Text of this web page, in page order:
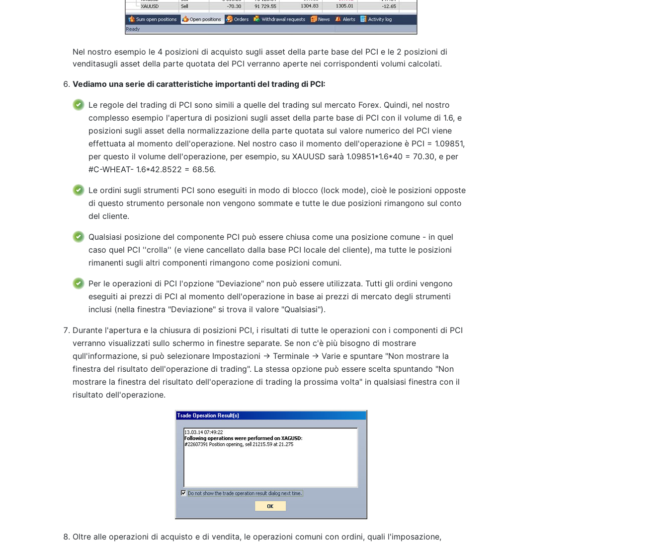
Nel nostro esempio le 4 posizioni di acquisto sugli asset della parte base del PCI e le 2 posizioni di
venditasugli asset della parte quotata del PCI verranno aperte nei corrispondenti volumi calcolati.
Vediamo una serie di caratteristiche importanti del trading di PCI:
Le regole del trading di PCI sono simili a quelle del trading sul mercato Forex. Quindi, nel nostro
complesso esempio l'apertura di posizioni sugli asset della parte base di PCI con il volume di 1.6, e
posizioni sugli asset della normalizzazione della parte quotata sul valore numerico del PCI viene
effettuata al momento dell'operazione. Nel nostro caso il momento dell'operazione è PCI = 1.09851,
per questo il volume dell'operazione, per esempio, su XAUUSD sarà 1.09851*1.6*40 = 70.30, e per
#C-WHEAT- 1.6*42.8522 = 68.56.
Le ordini sugli strumenti PCI sono eseguiti in modo di blocco (lock mode), cioè le posizioni opposte
di questo strumento personale non vengono sommate e tutte le due posizioni rimangono sul conto
del cliente.
Qualsiasi posizione del componente PCI può essere chiusa come una posizione comune - in quel
caso quel PCI ''crolla'' (e viene cancellato dalla base PCI locale del cliente), ma tutte le posizioni
rimanenti sugli altri componenti rimangono come posizioni comuni.
Per le operazioni di PCI l'opzione "Deviazione" non può essere utilizzata. Tutti gli ordini vengono
eseguiti ai prezzi di PCI al momento dell'operazione in base ai prezzi di mercato degli strumenti
inclusi (nella finestra "Deviazione" si trova il valore "Qualsiasi").
Durante l'apertura e la chiusura di posizioni PCI, i risultati di tutte le operazioni con i componenti di PCI
verranno visualizzati sullo schermo in finestre separate. Se non c'è più bisogno di mostrare
qull'informazione, si può selezionare Impostazioni -> Terminale -> Varie e spuntare "Non mostrare la
finestra del risultato dell'operazione di trading". La stessa opzione può essere scelta spuntando "Non
mostrare la finestra del risultato dell'operazione di trading la prossima volta" in qualsiasi finestra con il
risultato dell'operazione.
Oltre alle operazioni di acquisto e di vendita, le operazioni comuni con ordini, quali l'imposazione,